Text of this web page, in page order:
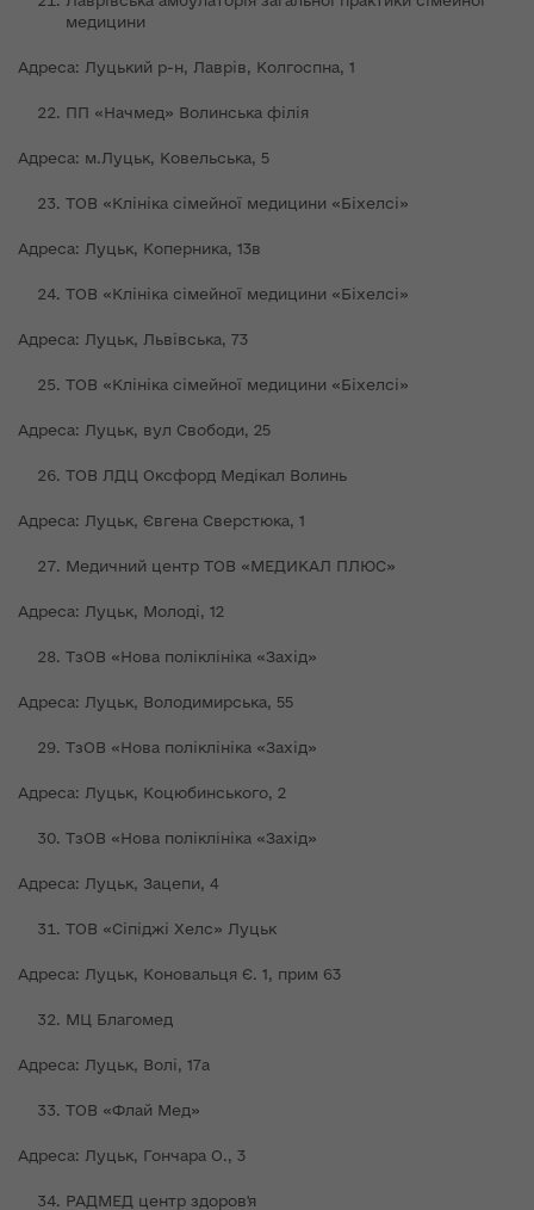
медицини
Адреса: Луцький р-н, Лаврів, Колгоспна, 1
ПП «Начмед» Волинська філія
Адреса: м.Луцьк, Ковельська, 5
ТОВ «Клініка сімейної медицини «Біхелсі»
Адреса: Луцьк, Коперника, 13в
ТОВ «Клініка сімейної медицини «Біхелсі»
Адреса: Луцьк, Львівська, 73
ТОВ «Клініка сімейної медицини «Біхелсі»
Адреса: Луцьк, вул Свободи, 25
ТОВ ЛДЦ Оксфорд Медікал Волинь
Адреса: Луцьк, Євгена Сверстюка, 1
Медичний центр ТОВ «МЕДИКАЛ ПЛЮС»
Адреса: Луцьк, Молоді, 12
ТзОВ «Нова поліклініка «Захід»
Адреса: Луцьк, Володимирська, 55
ТзОВ «Нова поліклініка «Захід»
Адреса: Луцьк, Коцюбинського, 2
ТзОВ «Нова поліклініка «Захід»
Адреса: Луцьк, Зацепи, 4
ТОВ «Сіпіджі Хелс» Луцьк
Адреса: Луцьк, Коновальця Є. 1, прим 63
МЦ Благомед
Адреса: Луцьк, Волі, 17а
ТОВ «Флай Мед»
Адреса: Луцьк, Гончара О., 3
РАДМЕД центр здоров'я